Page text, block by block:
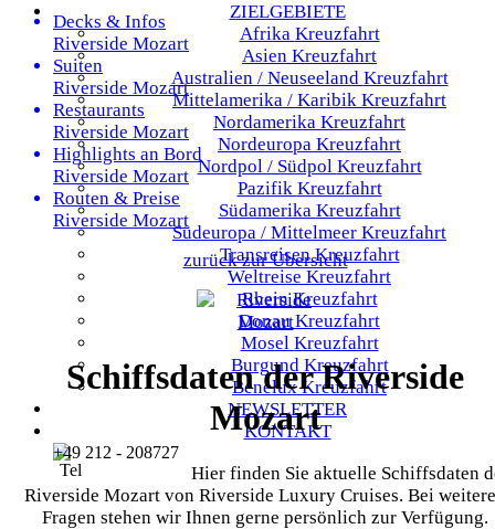
ZIELGEBIETE
Afrika Kreuzfahrt
Asien Kreuzfahrt
Australien / Neuseeland Kreuzfahrt
Mittelamerika / Karibik Kreuzfahrt
Nordamerika Kreuzfahrt
Nordeuropa Kreuzfahrt
Nordpol / Südpol Kreuzfahrt
Pazifik Kreuzfahrt
Südamerika Kreuzfahrt
Südeuropa / Mittelmeer Kreuzfahrt
TransreisenKreuzfahrt
Weltreise Kreuzfahrt
RheinKreuzfahrt
DonauKreuzfahrt
Mosel Kreuzfahrt
Burgund Kreuzfahrt
BeneluxKreuzfahrt
NEWSLETTER
KONTAKT
+49 212 - 208727
Decks & Infos
Riverside Mozart
Suiten
Riverside Mozart
Restaurants
Riverside Mozart
Highlights an Bord
Riverside Mozart
Routen & Preise
Riverside Mozart
zurück zur Übersicht
Schiffsdaten der Riverside
Mozart
Hier finden Sie aktuelle Schiffsdaten
Riverside Mozart von Riverside Luxury Cruises. Bei
Fragen stehen wir Ihnen gerne persönlich zur Verfügung.